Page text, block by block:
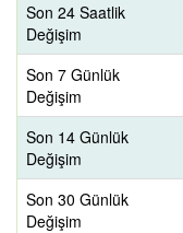
Son 24 Saatlik
Değişim
Son 7 Günlük
Değişim
Son 14 Günlük
Değişim
Son 30 Günlük
Değişim